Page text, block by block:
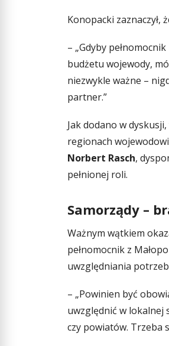
Konopacki
– „Gdyby
budżetu wojewody,
niezwykle ważne –
partner.”
Jak dodano w
regionach
Norbert Rasch,
pełnionej roli.
Samorządy –
Ważnym wątkiem
pełnomocnik z
uwzględniania
– „Powinien być
uwzględnić w lokalnej
czy powiatów. Trzeba